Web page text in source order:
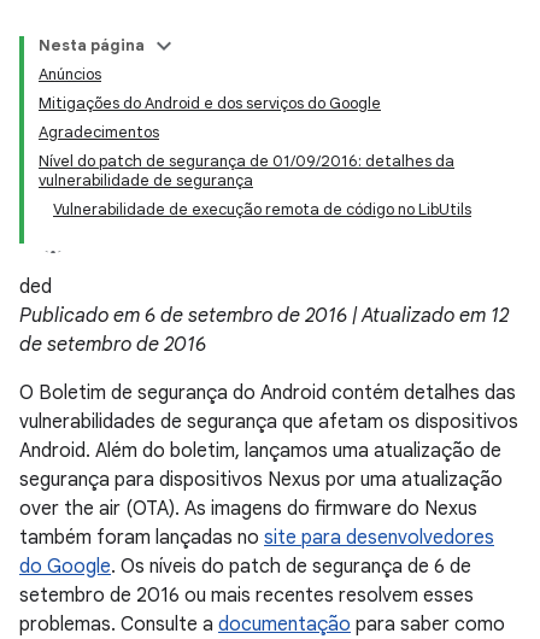
Nesta página
Anúncios
Mitigações do Android e dos serviços do Google
Agradecimentos
Nível do patch de segurança de 01/09/2016: detalhes da
vulnerabilidade de segurança
Vulnerabilidade de execução remota de código no LibUtils
ded
Publicado em 6 de setembro de 2016 | Atualizado em 12
de setembro de 2016
O Boletim de segurança do Android contém detalhes das
vulnerabilidades de segurança que afetam os dispositivos
Android. Além do boletim, lançamos uma atualização de
segurança para dispositivos Nexus por uma atualização
over the air (OTA). As imagens do firmware do Nexus
também foram lançadas no site para desenvolvedores
do Google. Os níveis do patch de segurança de 6 de
setembro de 2016 ou mais recentes resolvem esses
problemas. Consulte a documentação para saber como